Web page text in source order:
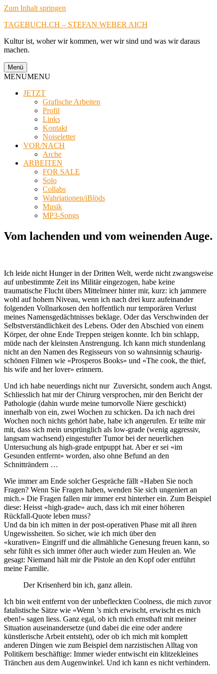
Zum Inhalt springen
TAGEBUCH.CH – STEFAN WEBER AICH
Kultur ist, woher wir kommen, wer wir sind und was wir daraus
machen.
Menü
MENUMENU
JETZT
Grafische Arbeiten
Profil
Links
Kontakt
Noiseletter
VOR/NACH
Arche
ARBEITEN
FOR SALE
Solo
Collabs
Wahriationen/iBlöds
Musik
MP3-Songs
Vom lachenden und vom weinenden Auge.
Ich leide nicht Hunger in der Dritten Welt, werde nicht zwangsweise
auf unbestimmte Zeit ins Militär eingezogen, habe keine
traumatische Flucht übers Mittelmeer hinter mir, kurz: ich jammere
wohl auf hohem Niveau, wenn ich nach drei kurz aufeinander
folgenden Vollnarkosen den hoffentlich nur temporären Verlust
meines Namensgedächtnisses beklage. Oder das Verschwinden der
Selbstverständlichkeit des Lebens. Oder den Abschied von einem
Körper, der ohne Ende Treppen steigen konnte. Ich bin schlapp,
müde nach der kleinsten Anstrengung. Ich kann mich stundenlang
nicht an den Namen des Regisseurs von so wahnsinnig schaurig-
schönen Filmen wie «Prosperos Books» und «The cook, the thief,
his wife and her lover» erinnern.
Und ich habe neuerdings nicht nur Zuversicht, sondern auch Angst.
Schliesslich hat mir der Chirurg versprochen, mir den Bericht der
Pathologie (dahin wurde meine tumorvolle Niere geschickt)
innerhalb von ein, zwei Wochen zu schicken. Da ich nach drei
Wochen noch nichts gehört habe, habe ich angerufen. Er teilte mir
mit, dass sich mein ursprünglich als low-grade (wenig aggressiv,
langsam wachsend) eingestufter Tumor bei der neuerlichen
Untersuchung als high-grade entpuppt hat. Aber er sei «im
Gesunden entfernt» worden, also ohne Befund an den
Schnitträndern …
Wie immer am Ende solcher Gespräche fällt «Haben Sie noch
Fragen? Wenn Sie Fragen haben, wenden Sie sich ungeniert an
mich.» Die Fragen fallen mir immer erst hinterher ein. Zum Beispiel
diese: Heisst «high-grade» auch, dass ich mit einer höheren
Rückfall-Quote leben muss?
Und da bin ich mitten in der post-operativen Phase mit all ihren
Ungewissheiten. So sicher, wie ich mich über den
«kurativen» Eingriff und die allmähliche Genesung freuen kann, so
sehr fühlt es sich immer öfter auch wieder zum Heulen an. Wie
gesagt: Niemand hält mir die Pistole an den Kopf oder entführt
meine Familie.
Der Krisenherd bin ich, ganz allein.
Ich bin weit entfernt von der unbefleckten Coolness, die mich zuvor
fatalistische Sätze wie «Wenn ’s mich erwischt, erwischt es mich
eben!» sagen liess. Ganz egal, ob ich mich ernsthaft mit meiner
Situation auseinandersetze (und dabei die eine oder andere
künstlerische Arbeit entsteht), oder ob ich mich mit komplett
anderen Dingen wie zum Beispiel dem narzistischen Alltag von
Politikern beschäftige: Immer wieder entwischt ein klitzekleines
Tränchen aus dem Augenwinkel. Und ich kann es nicht verhindern.